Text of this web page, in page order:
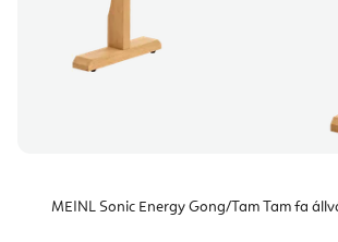
MEINL Sonic Energy Gong/Tam Tam fa